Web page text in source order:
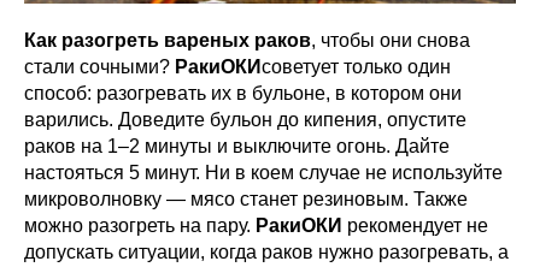
Как разогреть вареных раков, чтобы они снова
стали сочными? РакиОКИсоветует только один
способ: разогревать их в бульоне, в котором они
варились. Доведите бульон до кипения, опустите
раков на 1–2 минуты и выключите огонь. Дайте
настояться 5 минут. Ни в коем случае не используйте
микроволновку — мясо станет резиновым. Также
можно разогреть на пару. РакиОКИ рекомендует не
допускать ситуации, когда раков нужно разогревать, а